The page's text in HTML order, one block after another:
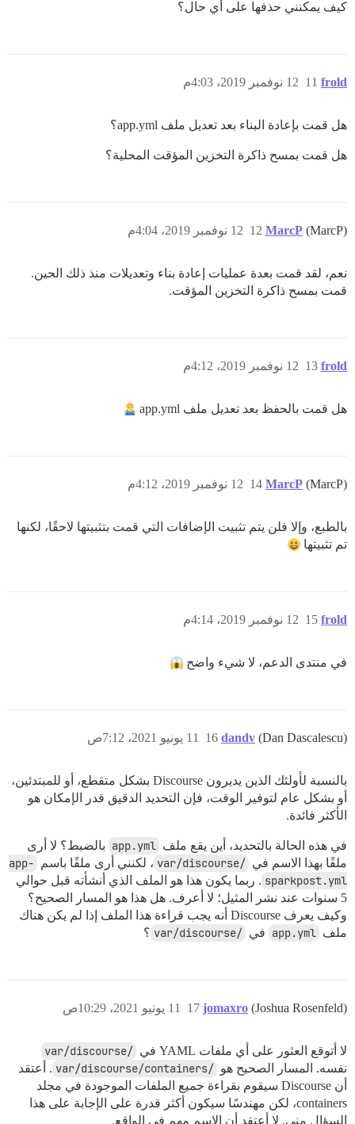
كيف يمكنني حذفها على أي حال؟
frold 12 نوفمبر 2019، 4:03م 11
هل قمت بإعادة البناء بعد تعديل ملف app.yml؟
هل قمت بمسح ذاكرة التخزين المؤقت المحلية؟
MarcP (MarcP) 12 نوفمبر 2019، 4:04م 12
نعم، لقد قمت بعدة عمليات إعادة بناء وتعديلات منذ ذلك الحين.
قمت بمسح ذاكرة التخزين المؤقت.
frold 12 نوفمبر 2019، 4:12م 13
هل قمت بالحفظ بعد تعديل ملف app.yml
MarcP (MarcP) 12 نوفمبر 2019، 4:12م 14
بالطبع، وإلا فلن يتم تثبيت الإضافات التي قمت بتثبيتها لاحقًا، لكنها
تم تثبيتها
frold 12 نوفمبر 2019، 4:14م 15
في منتدى الدعم، لا شيء واضح
dandv (Dan Dascalescu) 11 يونيو 2021، 7:12ص 16
بالنسبة لأولئك الذين يديرون Discourse بشكل متقطع، أو للمبتدئين،
أو بشكل عام لتوفير الوقت، فإن التحديد الدقيق قدر الإمكان هو
الأكثر فائدة.
في هذه الحالة بالتحديد، أين يقع ملف app.yml بالضبط؟ لا أرى
ملفًا بهذا الاسم في /var/discourse ، لكنني أرى ملفًا باسم
app-
sparkpost.yml . ربما يكون هذا هو الملف الذي أنشأته قبل حوالي
5 سنوات عند نشر المثيل؛ لا أعرف. هل هذا هو المسار الصحيح؟
وكيف يعرف Discourse أنه يجب قراءة هذا الملف إذا لم يكن هناك
ملف app.yml في /var/discourse ؟
jomaxro (Joshua Rosenfeld) 11 يونيو 2021، 10:29ص 17
لا أتوقع العثور على أي ملفات YAML في /var/discourse
نفسه. المسار الصحيح هو /var/discourse/containers
. أعتقد
أن Discourse سيقوم بقراءة جميع الملفات الموجودة في مجلد
containers، لكن مهندسًا سيكون أكثر قدرة على الإجابة على هذا
السؤال مني. لا أعتقد أن الاسم مهم في الواقع.